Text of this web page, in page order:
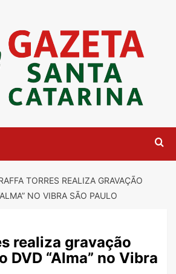
TORRES REALIZA GRAVAÇÃO
NO VIBRA SÃO PAULO
realiza gravação
DVD “Alma” no Vibra